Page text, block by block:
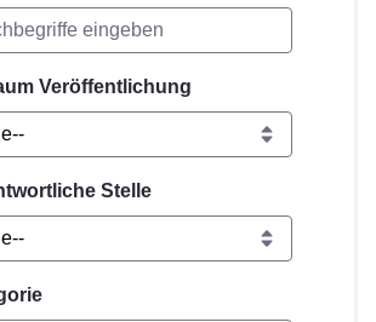
Veröffentlichung
Stelle